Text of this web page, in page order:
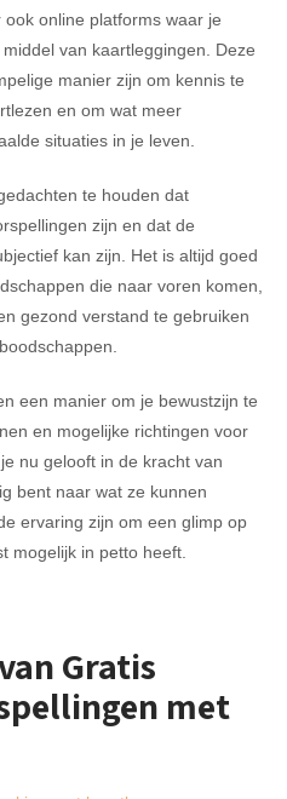
online platforms waar je
van kaartleggingen. Deze
manier zijn om kennis te
en om wat meer
situaties in je leven.
te houden dat
zijn en dat de
kan zijn. Het is altijd goed
die naar voren komen,
gezond verstand te gebruiken
een manier om je bewustzijn te
en mogelijke richtingen voor
nu gelooft in de kracht van
bent naar wat ze kunnen
ervaring zijn om een glimp op
mogelijk in petto heeft.
Gratis
met